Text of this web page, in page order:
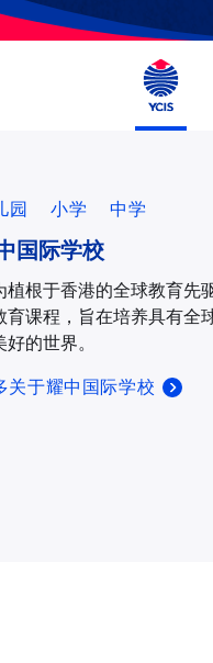
园 小学 中学
国际学校
植根于香港的全球教育先
育课程，旨在培养具有全
好的世界。
关于耀中国际学校